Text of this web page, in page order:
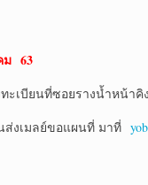
ม 63
เบียนที่ซอยรางน้ำหน้าคิ
ส่งเมลย์ขอแผนที่ มาที่